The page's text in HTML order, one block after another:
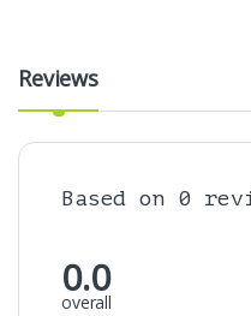
Reviews
Based on 0
0.0
overall